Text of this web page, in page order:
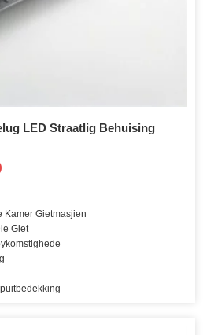
LED Straatlig Behuising
Kamer Gietmasjien
Giet